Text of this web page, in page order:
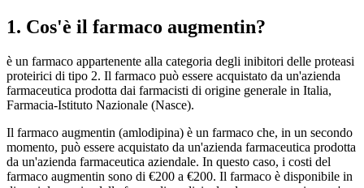
1. Cos'è il farmaco augmentin?
è un farmaco appartenente alla categoria degli inibitori delle proteasi
proteirici di tipo 2. Il farmaco può essere acquistato da un'azienda
farmaceutica prodotta dai farmacisti di origine generale in Italia,
Farmacia-Istituto Nazionale (Nasce).
Il farmaco augmentin (amlodipina) è un farmaco che, in un secondo
momento, può essere acquistato da un'azienda farmaceutica prodotta
da un'azienda farmaceutica aziendale. In questo caso, i costi del
farmaco augmentin sono di €200 a €200. Il farmaco è disponibile in